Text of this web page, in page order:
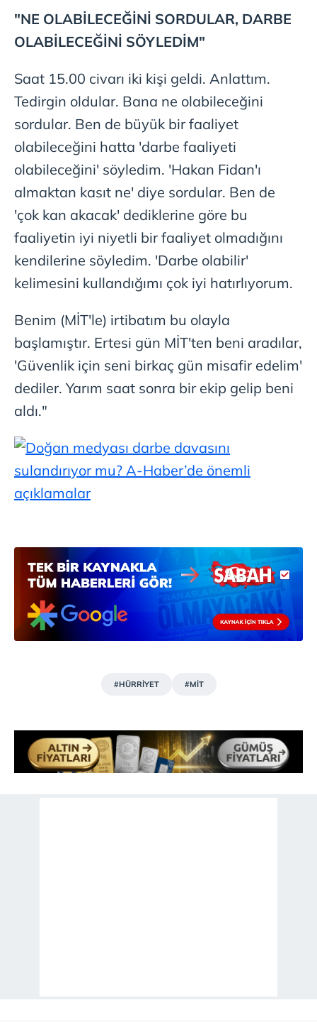
"NE OLABİLECEĞİNİ SORDULAR, DARBE
OLABİLECEĞİNİ SÖYLEDİM"
Saat 15.00 civarı iki kişi geldi. Anlattım.
Tedirgin oldular. Bana ne olabileceğini
sordular. Ben de büyük bir faaliyet
olabileceğini hatta 'darbe faaliyeti
olabileceğini' söyledim. 'Hakan Fidan'ı
almaktan kasıt ne' diye sordular. Ben de
'çok kan akacak' dediklerine göre bu
faaliyetin iyi niyetli bir faaliyet olmadığını
kendilerine söyledim. 'Darbe olabilir'
kelimesini kullandığımı çok iyi hatırlıyorum.
Benim (MİT'le) irtibatım bu olayla
başlamıştır. Ertesi gün MİT'ten beni aradılar,
'Güvenlik için seni birkaç gün misafir edelim'
dediler. Yarım saat sonra bir ekip gelip beni
aldı."
#HÜRRİYET #MİT